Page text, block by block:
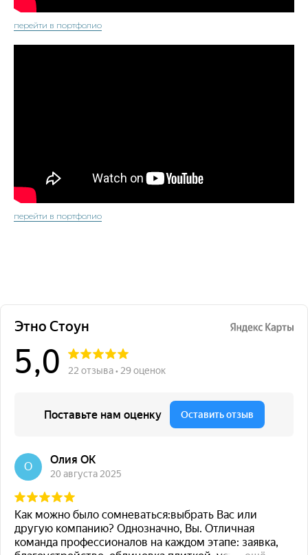
перейти в портфолио
перейти в портфолио